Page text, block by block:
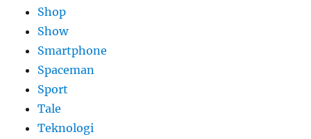
Shop
Show
Smartphone
Spaceman
Sport
Tale
Teknologi